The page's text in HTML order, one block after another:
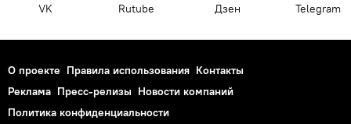
VK Rutube Дзен Telegram
О проекте Правила использования Контакты
Реклама Пресс-релизы Новости компаний
Политика конфиденциальности